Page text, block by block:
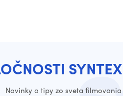
SYNTEX
Novinky a tipy zo sveta filmovania